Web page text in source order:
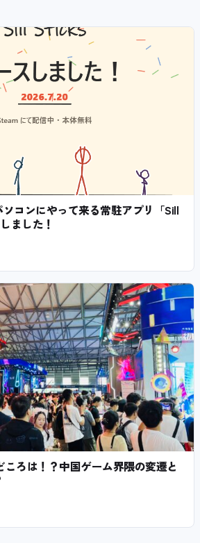
コンにやって来る常駐アプリ「Sill
ました！
ころは！？中国ゲーム界隈の変遷と